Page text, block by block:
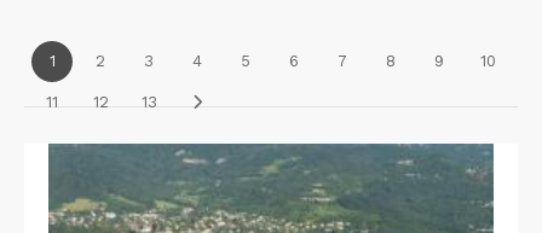
1 2 3 4 5 6 7 8 9 10
11 12 13